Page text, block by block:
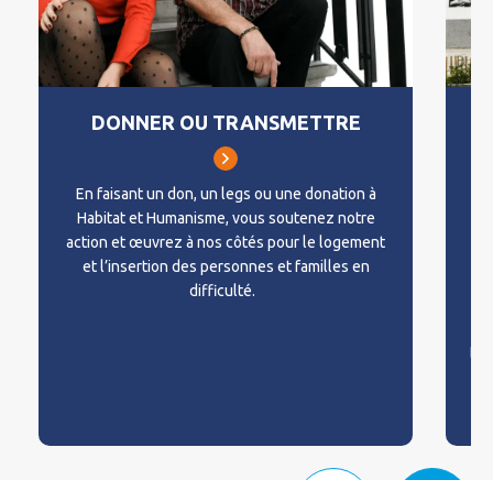
DONNER OU TRANSMETTRE
En faisant un don, un legs ou une donation à
Habitat et Humanisme, vous soutenez notre
action etœuvrez à nos côtés pour le logement
et l’insertion des personnes et familles en
difficulté.